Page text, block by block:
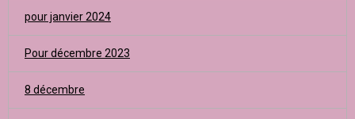
pour janvier 2024
Pour décembre 2023
8 décembre